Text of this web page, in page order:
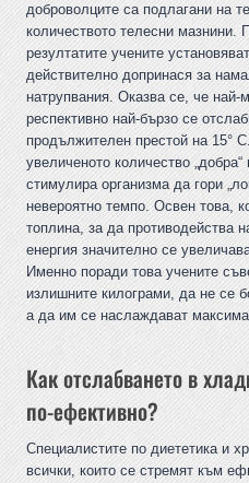
доброволците са подлагани на
количеството телесни мазнини.
резултатите учените
действително допринася за
натрупвания. Оказва се, че най-
респективно най-бързо се
продължителен престой на 15°
увеличеното количество
стимулира организма да гори
невероятно темпо. Освен това,
топлина, за да противодейства
енергия значително се
Именно поради това учените
излишните килограми, да не се
а да им се наслаждават
Как отслабването в
по-ефективно?
Специалистите по диететика и
всички, които се стремят към